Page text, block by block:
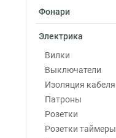
Фонари
Электрика
Вилки
Выключатели
Изоляция кабеля
Патроны
Розетки
Розетки таймеры